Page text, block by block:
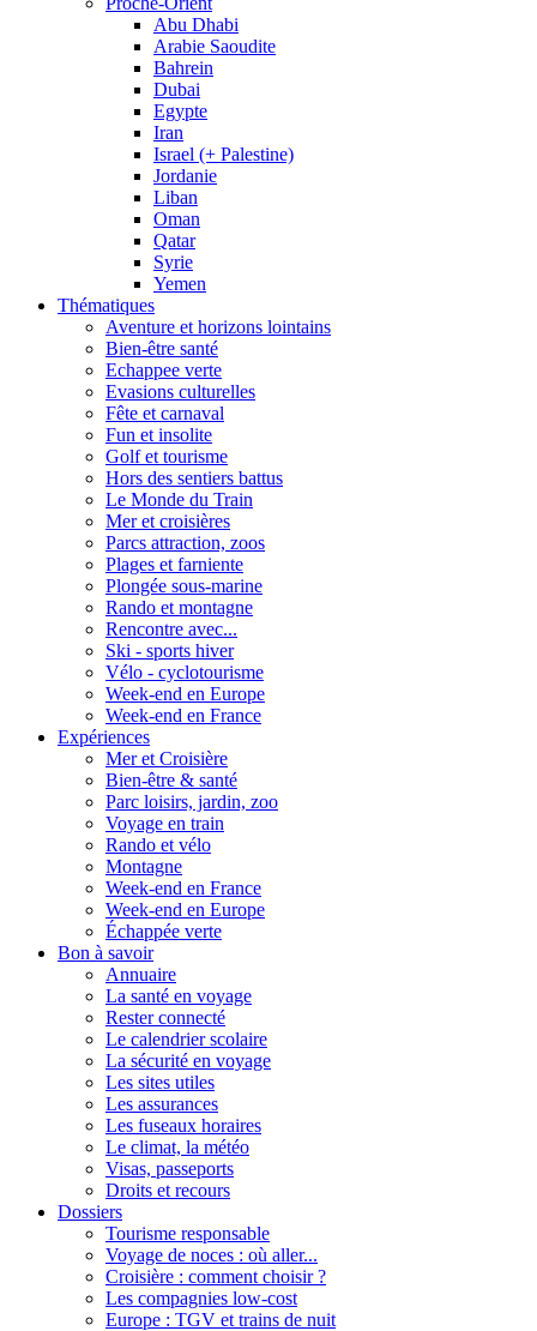
Abu Dhabi
Arabie Saoudite
Bahrein
Dubai
Egypte
Iran
Israel (+ Palestine)
Jordanie
Liban
Oman
Qatar
Syrie
Yemen
Thématiques
Aventure et horizons lointains
Bien-être santé
Echappee verte
Evasions culturelles
Fête et carnaval
Fun et insolite
Golf et tourisme
Hors des sentiers battus
Le Monde du Train
Mer et croisières
Parcs attraction, zoos
Plages et farniente
Plongée sous-marine
Rando et montagne
Rencontre avec...
Ski - sports hiver
Vélo - cyclotourisme
Week-end en Europe
Week-end en France
Expériences
Mer et Croisière
Bien-être & santé
Parc loisirs, jardin, zoo
Voyage en train
Rando et vélo
Montagne
Week-end en France
Week-end en Europe
Échappée verte
Bon à savoir
Annuaire
La santé en voyage
Rester connecté
Le calendrier scolaire
La sécurité en voyage
Les sites utiles
Les assurances
Les fuseaux horaires
Le climat, la météo
Visas, passeports
Droits et recours
Dossiers
Tourisme responsable
Voyage de noces : où aller...
Croisière : comment choisir ?
Les compagnies low-cost
Europe : TGV et trains de nuit